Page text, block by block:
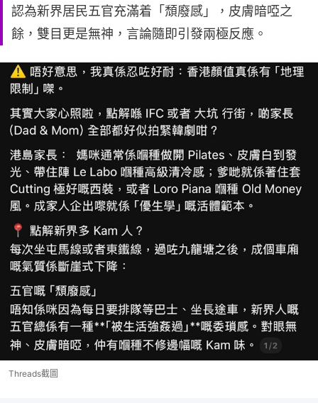
認為新界居民五官充滿着「頹廢感」，皮膚暗啞之
餘，雙目更是無神，言論隨即引發兩極反應。
Threads截圖